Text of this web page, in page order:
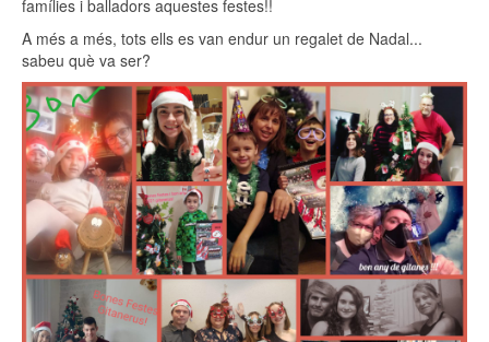
famílies i balladors aquestes festes!!
A més a més, tots ells es van endur un regalet de Nadal...
sabeu què va ser?